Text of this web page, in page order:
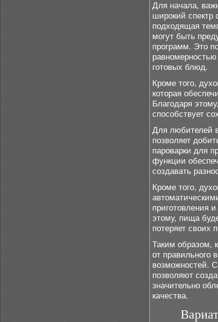
Для начала,
широкий
подходящая
могут быть
программ. Это
готовых блюд.
Кроме того,
которая
Благодаря
способствует
Для любителей
позволяет
пароварки для
функции
создавать
Кроме того,
приготовления
этому, пища
потеряет своих
Таким образом,
от правильного
возможностей.
позволяют
значительно
качества.